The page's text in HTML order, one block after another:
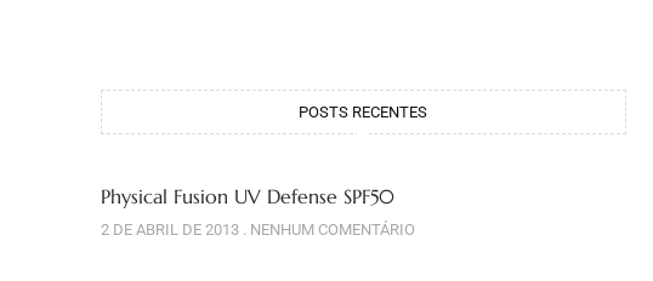
POSTS RECENTES
Physical Fusion UV Defense SPF50
2 DE ABRIL DE 2013 NENHUM COMENTÁRIO